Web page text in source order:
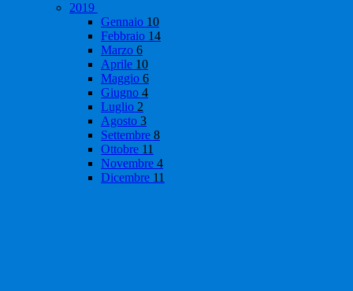
2019
Gennaio 10
Febbraio 14
Marzo 6
Aprile 10
Maggio 6
Giugno 4
Luglio 2
Agosto 3
Settembre 8
Ottobre 11
Novembre 4
Dicembre 11